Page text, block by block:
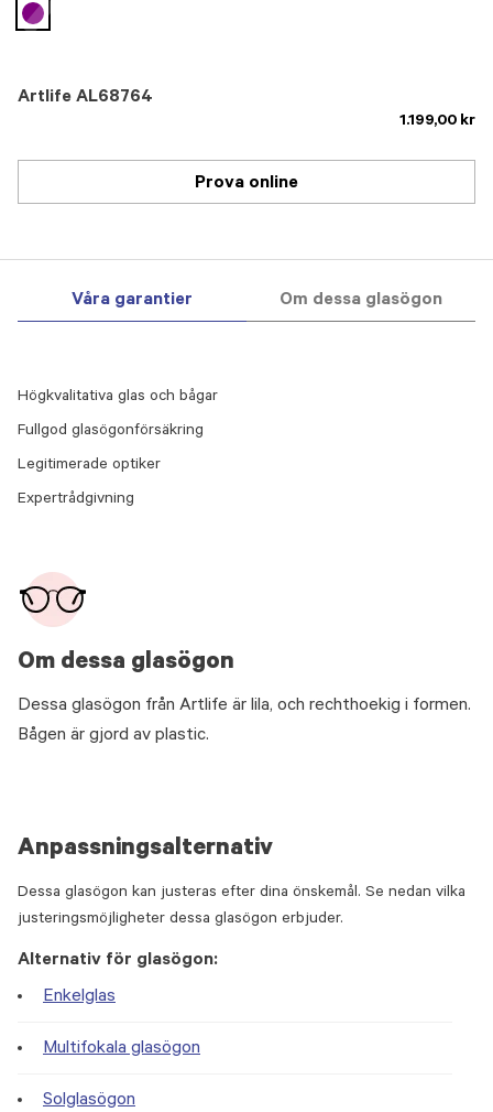
Artlife AL68764
1.199,00 kr
selected
Prova online
Våra garantier Om dessa glasögon
Om dessa glasögon
Dessa glasögon från Artlife är lila, och rechthoekig i formen.
Bågen är gjord av plastic.
Högkvalitativa glas och bågar
Fullgod glasögonförsäkring
Legitimerade optiker
Expertrådgivning
Anpassningsalternativ
Dessa glasögon kan justeras efter dina önskemål. Se nedan vilka
justeringsmöjligheter dessa glasögon erbjuder.
Alternativ för glasögon:
Enkelglas
Multifokala glasögon
Solglasögon